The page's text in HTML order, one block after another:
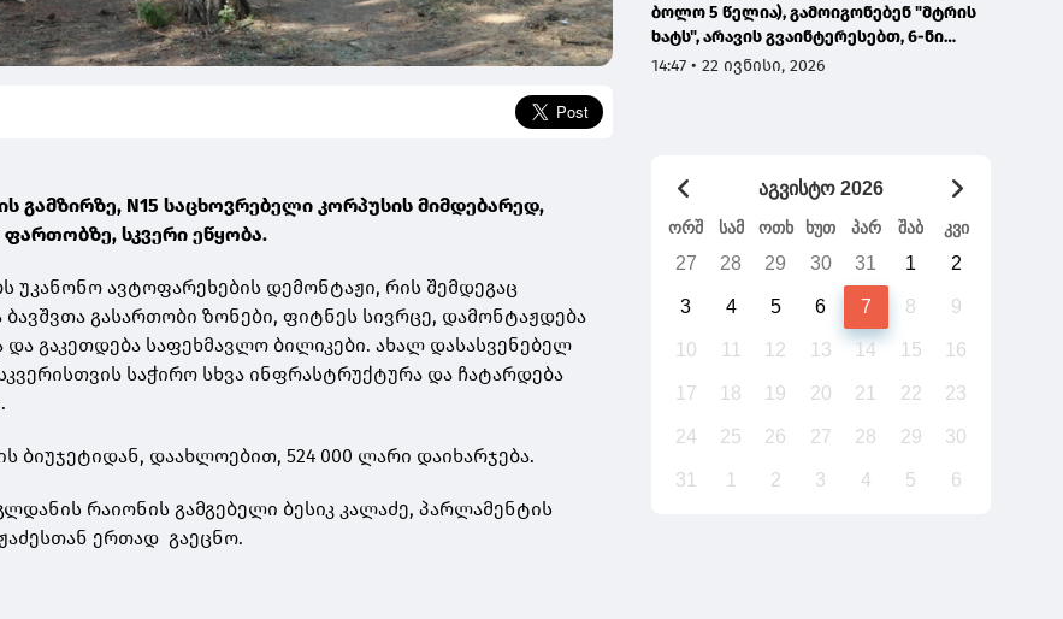
გამზირზე, N15 საცხოვრებელი კორპუსის მიმდებარედ,
სკვერი ეწყობა.
უკანონო ავტოფარეხების დემონტაჟი, რის შემდეგაც
გასართობი ზონები, ფიტნეს სივრცე, დამონტაჟდება
და გაკეთდება საფეხმავლო ბილიკები. ახალ დასასვენებელ
საჭირო სხვა ინფრასტრუქტურა და ჩატარდება
ბიუჯეტიდან, დაახლოებით, 524 000 ლარი დაიხარჯება.
რაიონის გამგებელი ბესიკ კალაძე, პარლამენტის
ერთად გაეცნო.
ბოლო 5 წელია), გამოიგონებენ "მტრის
ხატს", არავის გვაინტერესებთ, 6-ნი
ხართ და 7 დაჯგუფება გაქვთ -
14:47 • 22 ივნისი, 2026
აგვისტო 2026
ორშ სამ ოთხ ხუთ პარ შაბ კვი
27 28 29 30 31 1 2
3 4 5 6 7 8 9
10 11 12 13 14 15 16
17 18 19 20 21 22 23
24 25 26 27 28 29 30
31 1 2 3 4 5 6